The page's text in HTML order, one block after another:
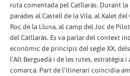
ruta comentada pel Catllaràs. Durant la
parades al Castell de la Vila, al Xalet
Roc de la Lluna, al camp del Joc de
del Catllaràs. Es va parlar del context
econòmic de principis del segle XX,
l’Alt Berguedà i de les rutes, estratègia
comarca. Part de l’itinerari coincidia